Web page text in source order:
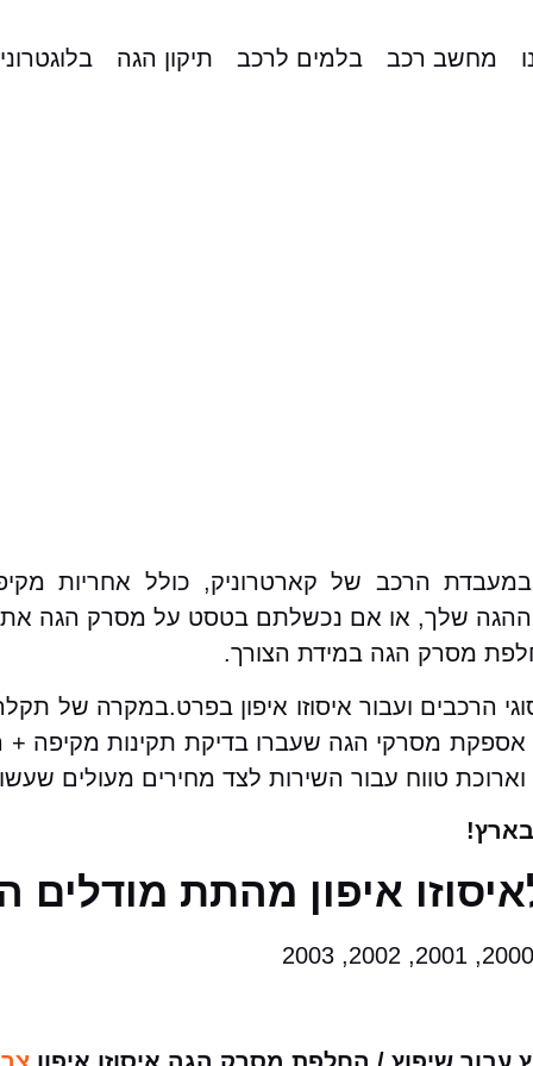
מחשב רכב בלמים לרכב תיקון הגה
הרכב של קארטרוניק, כולל אחריות
שלך, או אם נכשלתם בטסט על מסרק הגה אתם
מסרק הגה במידת הצורך.
הרכבים ועבור איסוזו איפון בפרט.במקרה של
אספקת מסרקי הגה שעברו בדיקת תקינות מקיפה +
טווח עבור השירות לצד מחירים מעולים
איפון מהתת מודלים